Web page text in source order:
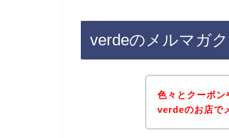
verdeのメルマガ
色々とクーポン
verdeのお店で